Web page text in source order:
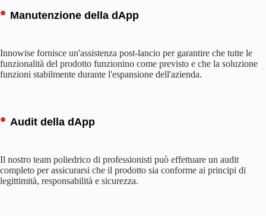
Manutenzione della dApp
Innowise fornisce un'assistenza post-lancio per garantire che tutte le
funzionalità del prodotto funzionino come previsto e che la soluzione
funzioni stabilmente durante l'espansione dell'azienda.
Audit della dApp
Il nostro team poliedrico di professionisti può effettuare un audit
completo per assicurarsi che il prodotto sia conforme ai principi di
legittimità, responsabilità e sicurezza.